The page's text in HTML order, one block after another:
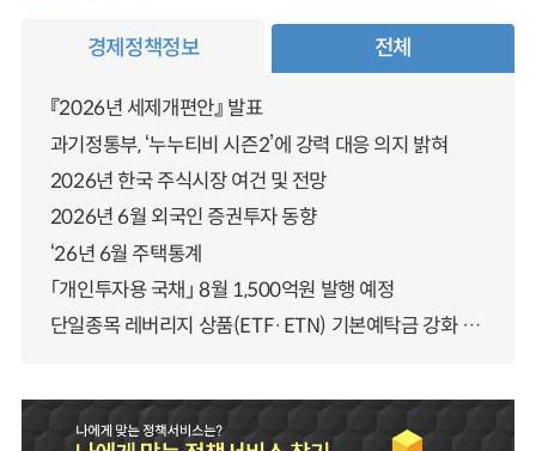
경제정책정보 전체
『2026년 세제개편안』 발표
과기정통부, ‘누누티비 시즌2’에 강력 대응 의지 밝혀
2026년 한국 주식시장 여건 및 전망
2026년 6월 외국인 증권투자 동향
‘26년 6월 주택통계
「개인투자용 국채」 8월 1,500억원 발행 예정
단일종목 레버리지 상품(ETF·ETN) 기본예탁금 강화 조기시행 방안 안내